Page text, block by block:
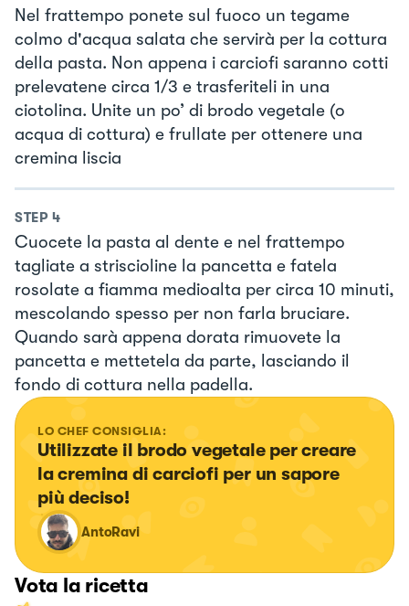
Nel frattempo ponete sul fuoco un tegame
colmo d'acqua salata che servirà per la cottura
della pasta. Non appena i carciofi saranno cotti
prelevatene circa 1/3 e trasferiteli in una
ciotolina. Unite un po’ di brodo vegetale (o
acqua di cottura) e frullate per ottenere una
cremina liscia
STEP 4
Cuocete la pasta al dente e nel frattempo
tagliate a striscioline la pancetta e fatela
rosolate a fiamma medioalta per circa 10 minuti,
mescolando spesso per non farla bruciare.
Quando sarà appena dorata rimuovete la
pancetta e mettetela da parte, lasciando il
fondo di cottura nella padella.
LO CHEF CONSIGLIA:
Utilizzate il brodo vegetale per creare
la cremina di carciofi per un sapore
più deciso!
AntoRavi
Vota la ricetta